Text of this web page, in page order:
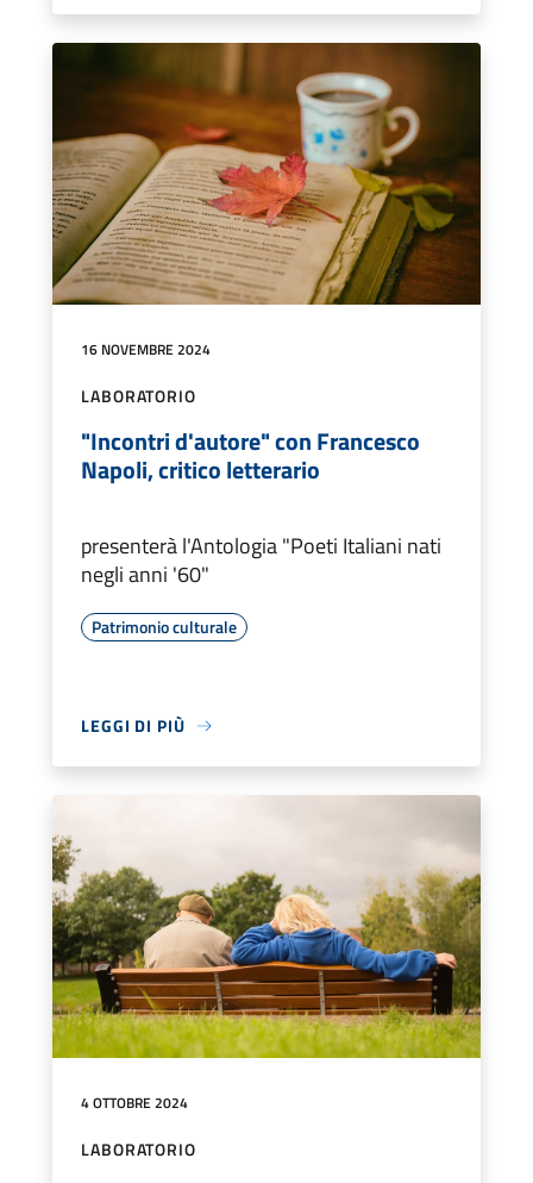
16 NOVEMBRE 2024
LABORATORIO
"Incontri d'autore" con Francesco
Napoli, critico letterario
presenterà l'Antologia "Poeti Italiani nati
negli anni '60"
Patrimonio culturale
LEGGI DI PIÙ
4 OTTOBRE 2024
LABORATORIO